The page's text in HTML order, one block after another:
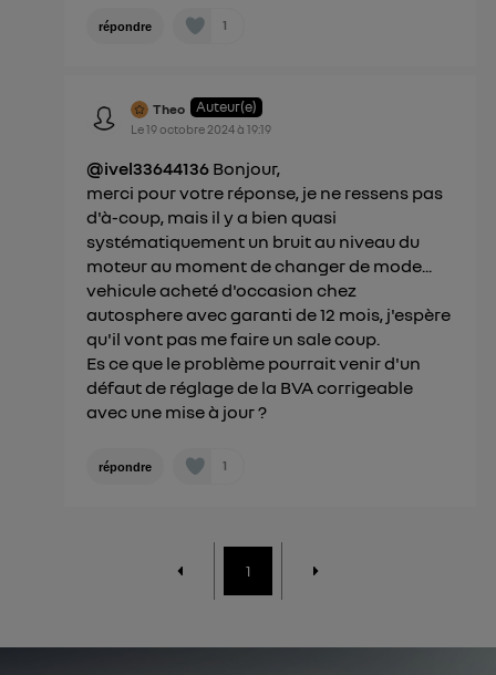
répondre 1
Theo Auteur(e)
Le19 octobre 2024à19:19
@ivel33644136 Bonjour,
merci pour votre réponse, je ne ressens pas
d'à-coup, mais il y a bien quasi
systématiquement un bruit au niveau du
moteur au moment de changer de mode...
vehicule acheté d'occasion chez
autosphere avec garanti de 12 mois, j'espère
qu'il vont pas me faire un sale coup.
Es ce que le problème pourrait venir d'un
défaut de réglage de la BVA corrigeable
avec une mise à jour ?
répondre 1
1